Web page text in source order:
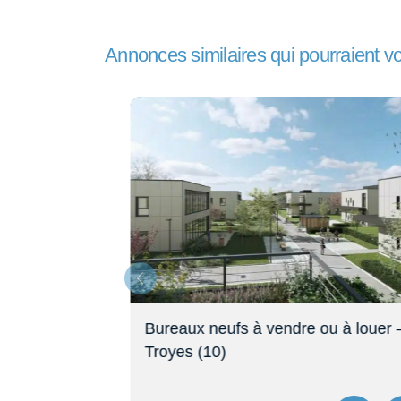
Annonces similaires qui pourraient
Bureaux neufs à vendre ou à louer –
Troyes (10)